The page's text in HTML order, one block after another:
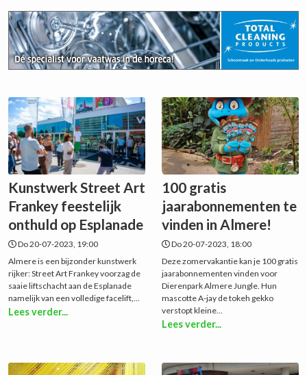
Kunstwerk Street Art
Frankey feestelijk
onthuld op Esplanade
Do 20-07-2023, 19:00
Almere is een bijzonder kunstwerk
rijker: Street Art Frankey voorzag de
saaie liftschacht aan de Esplanade
namelijk van een volledige facelift,...
Lees verder...
100 gratis
jaarabonnementen te
vinden in Almere!
Do 20-07-2023, 18:00
Deze zomervakantie kan je 100 gratis
jaarabonnementen vinden voor
Dierenpark Almere Jungle. Hun
mascotte A-jay de tokeh gekko
verstopt kleine...
Lees verder...